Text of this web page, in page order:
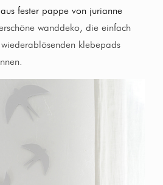
fester pappe von jurianne
wanddeko, die einfach
klebepads